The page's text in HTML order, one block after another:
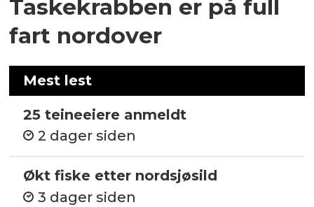
Taskekrabben er på full
fart nordover
Mest lest
25 teineeiere anmeldt
2 dager siden
Økt fiske etter nordsjøsild
3 dager siden